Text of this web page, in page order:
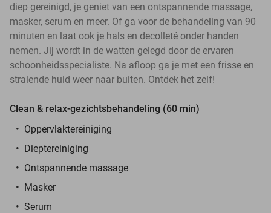
diep gereinigd, je geniet van een ontspannende massage,
masker, serum en meer. Of ga voor de behandeling van 90
minuten en laat ook je hals en decolleté onder handen
nemen. Jij wordt in de watten gelegd door de ervaren
schoonheidsspecialiste. Na afloop ga je met een frisse en
stralende huid weer naar buiten. Ontdek het zelf!
Clean & relax-gezichtsbehandeling (60 min)
Oppervlaktereiniging
Dieptereiniging
Ontspannende massage
Masker
Serum